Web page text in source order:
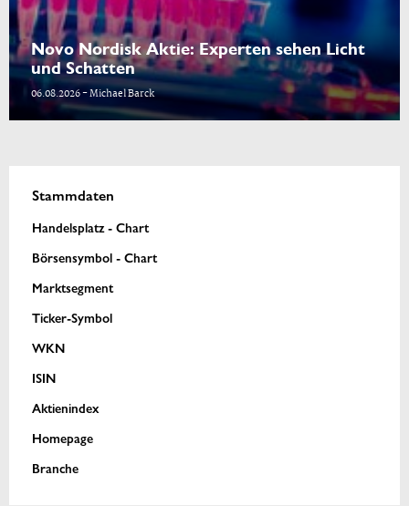
Novo Nordisk Aktie: Experten sehen Licht
und Schatten
06.08.2026 - Michael Barck
Stammdaten
Handelsplatz - Chart
Börsensymbol - Chart
Marktsegment
Ticker-Symbol
WKN
ISIN
Aktienindex
Homepage
Branche